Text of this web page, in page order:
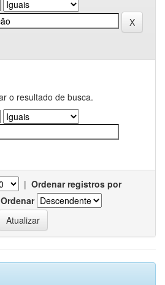
o resultado de busca.
| Ordenar registros por
Ordenar